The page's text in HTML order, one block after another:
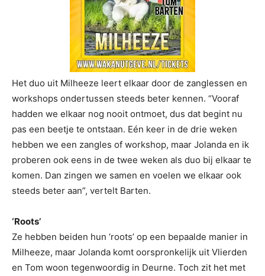
Het duo uit Milheeze leert elkaar door de zanglessen en
workshops ondertussen steeds beter kennen. “Vooraf
hadden we elkaar nog nooit ontmoet, dus dat begint nu
pas een beetje te ontstaan. Eén keer in de drie weken
hebben we een zangles of workshop, maar Jolanda en ik
proberen ook eens in de twee weken als duo bij elkaar te
komen. Dan zingen we samen en voelen we elkaar ook
steeds beter aan”, vertelt Barten.
‘Roots’
Ze hebben beiden hun ‘roots’ op een bepaalde manier in
Milheeze, maar Jolanda komt oorspronkelijk uit Vlierden
en Tom woon tegenwoordig in Deurne. Toch zit het met